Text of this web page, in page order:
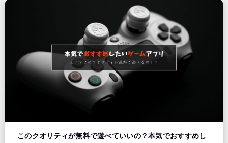
このクオリティが無料で遊べていいの？本気でおすすめし